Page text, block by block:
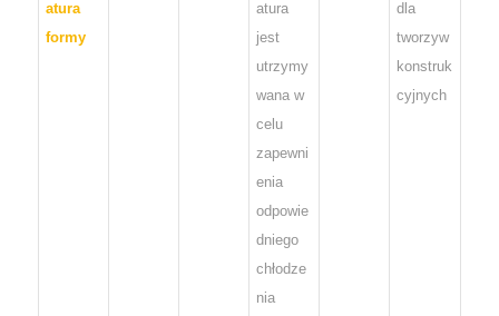
atura
formy
atura
jest
utrzymy
wana w
celu
zapewni
enia
odpowie
dniego
chłodze
nia
dla
tworzyw
konstruk
cyjnych